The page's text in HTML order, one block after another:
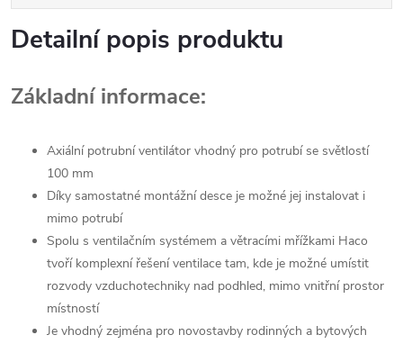
Detailní popis produktu
Základní informace:
Axiální potrubní ventilátor vhodný pro potrubí se světlostí
100 mm
Díky samostatné montážní desce je možné jej instalovat i
mimo potrubí
Spolu s ventilačním systémem a větracími mřížkami Haco
tvoří komplexní řešení ventilace tam, kde je možné umístit
rozvody vzduchotechniky nad podhled, mimo vnitřní prostor
místností
Je vhodný zejména pro novostavby rodinných a bytových